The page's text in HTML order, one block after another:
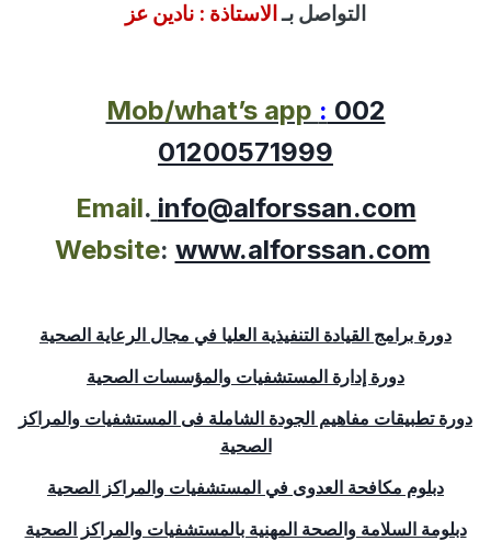
التواصل بـالاستاذة : نادين عز
Mob/what’s app: 002
01200571999
Email. info@alforssan.com
Website:www.alforssan.com
دورة برامج القيادة التنفيذية العليا في مجال الرعاية الصحية
دورة إدارة المستشفيات والمؤسسات الصحية
دورة تطبيقات مفاهيم الجودة الشاملة فى المستشفيات والمراكز
الصحية
دبلوم مكافحة العدوى في المستشفيات والمراكز الصحية
دبلومة السلامة والصحة المهنية بالمستشفيات والمراكز الصحية